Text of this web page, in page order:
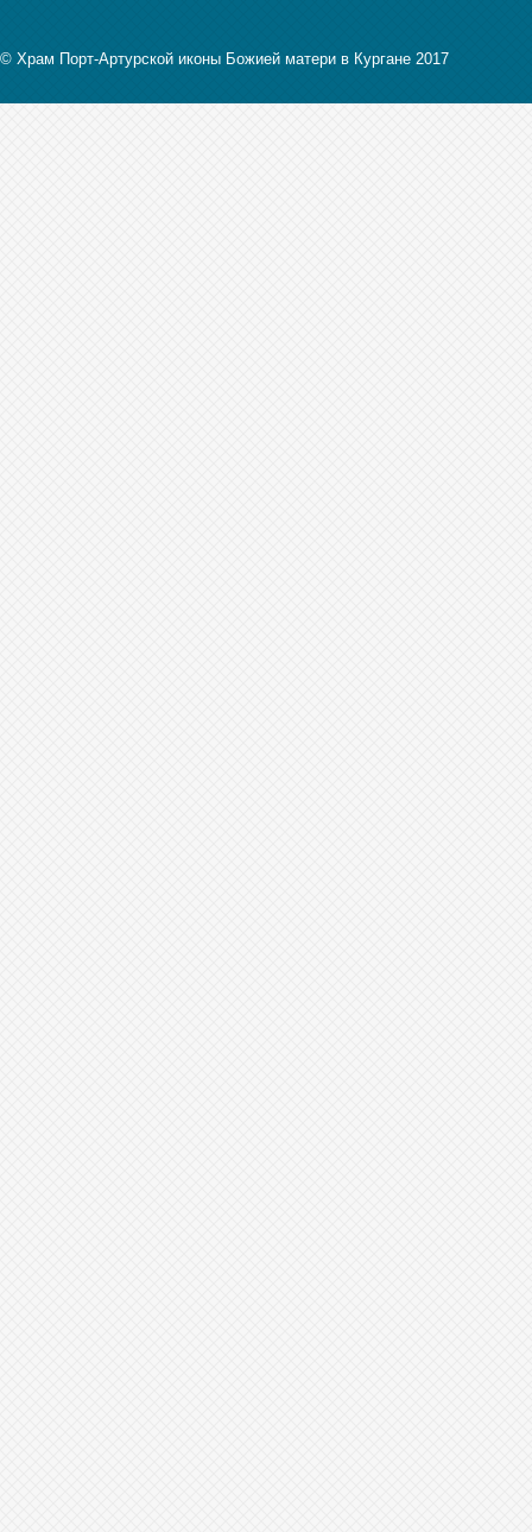
© Храм Порт-Артурской иконы Божией матери в Кургане 2017